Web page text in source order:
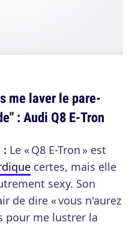
me laver le pare-
: Audi Q8 E-Tron
: Le « Q8 E-Tron » est
certes, mais elle
sexy. Son
de dire « vous n'aurez
pour me lustrer la